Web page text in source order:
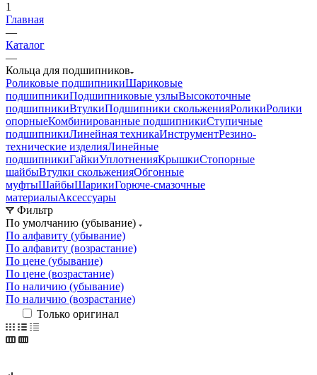
1
Главная
—
Каталог
—
Кольца для подшипников
Роликовые подшипникиШариковые
подшипникиПодшипниковые узлыВысокоточные
подшипникиВтулкиПодшипники скольженияРоликиРолики
опорныеКомбинированные подшипникиСтупичные
подшипникиЛинейная техникаИнструментРезино-
технические изделияЛинейные
подшипникиГайкиУплотненияКрышкиСтопорные
шайбыВтулки скольженияОбгонные
муфтыШайбыШарикиГорюче-смазочные
материалыАксессуары
Фильтр
По умолчанию (убывание)
По алфавиту (убывание)
По алфавиту (возрастание)
По цене (убывание)
По цене (возрастание)
По наличию (убывание)
По наличию (возрастание)
Только оригинал